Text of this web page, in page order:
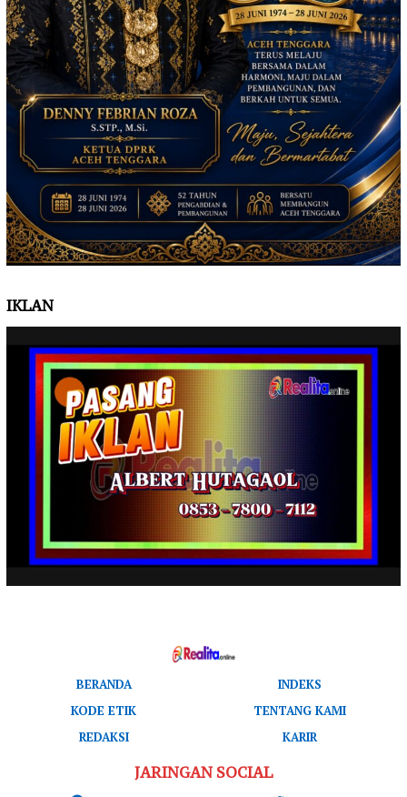
IKLAN
BERANDA
INDEKS
KODE ETIK
TENTANG KAMI
REDAKSI
KARIR
JARINGAN SOCIAL